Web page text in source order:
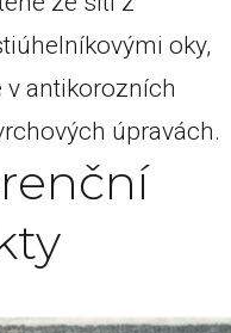
oky,
v antikorozních
úpravách.